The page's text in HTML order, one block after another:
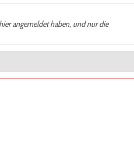
angemeldet haben, und nur die